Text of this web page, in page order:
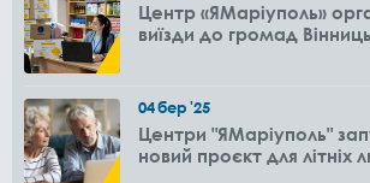
Центр «ЯМаріуполь»
виїзди до громад
04бер'25
Центри "ЯМаріуполь"
новий проєкт для літніх